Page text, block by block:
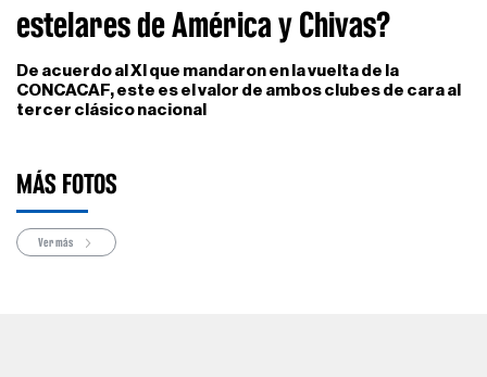
estelares de América y Chivas?
De acuerdo al XI que mandaron en la vuelta de la
CONCACAF, este es el valor de ambos clubes de cara al
tercer clásico nacional
MÁS FOTOS
Ver más